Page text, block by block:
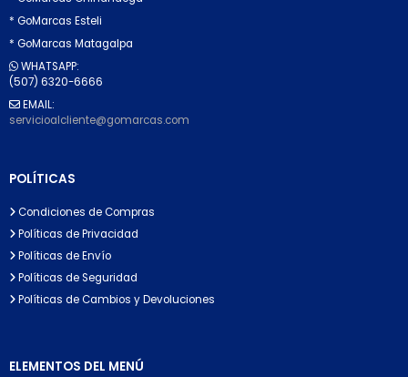
* GoMarcas Esteli
* GoMarcas Matagalpa
WHATSAPP:
(507) 6320-6666
EMAIL:
servicioalcliente@gomarcas.com
POLÍTICAS
Condiciones de Compras
Políticas de Privacidad
Políticas de Envío
Políticas de Seguridad
Políticas de Cambios y Devoluciones
ELEMENTOS DEL MENÚ